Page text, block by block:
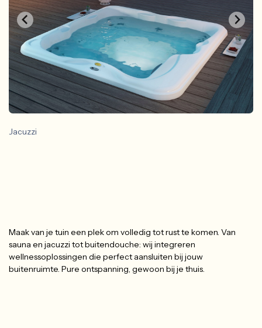
Jacuzzi
Maak van je tuin een plek om volledig tot rust te komen. Van
sauna en jacuzzi tot buitendouche: wij integreren
wellnessoplossingen die perfect aansluiten bij jouw
buitenruimte. Pure ontspanning, gewoon bij je thuis.